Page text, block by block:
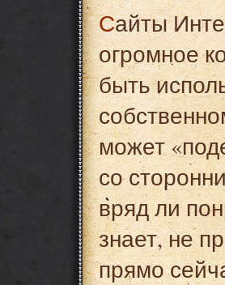
Сайты Интернета содержат в своем арсенале
огромное
быть
может
со
вряд ли
знает, не
прямо